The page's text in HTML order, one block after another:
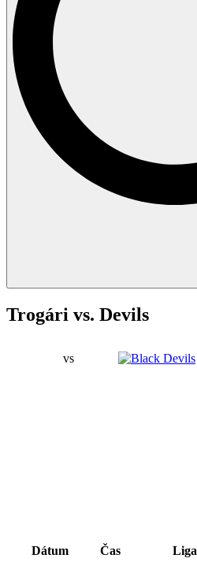
Trogári vs. Devils
vs
Dátum Čas Liga